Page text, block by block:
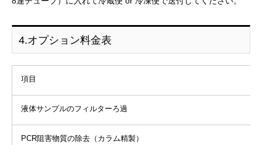
4.オプション料金表
項目
液体サンプルのフィルターろ過
PCR阻害物質の除去（カラム精製）